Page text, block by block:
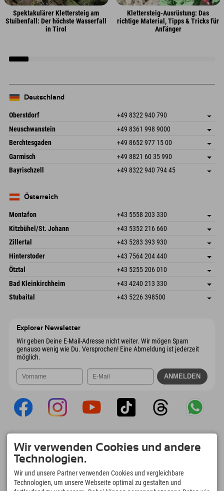
Spektakulärer Klettersteig am
Stuibenfall: Der höchste Wasserfall
in Tirol
Klettersteig-Ausrüstung: Das
richtige Material, Tipps & Tricks für
Anfänger
Deutschland
Oberstdorf +49 8322 940 790
An der Breitach 3
87538 Fischen I. Allgäu
Deutschland
Adresse speichern
Anreiseinfos
Buchen
Neuschwanstein +49 8361 998 9000
An der Riese 45
87484 Nesselwang im Allgäu
Deutschland
Adresse speichern
Buchen
Berchtesgaden +49 8652 977 15 00
Hofreitstr. 7
83471 Schönau am Königssee
Deutschland
Adresse speichern
Anreiseinfos
Buchen
Garmisch +49 8821 60 35 990
Frickenstraße 22
82490 Farchant
Adresse speichern
Bayrischzell +49 8322 940 794 45
Deutschland
Österreich
Montafon +43 5558 203 330
Dorfstr. 127b
6793 Gaschurn/Montafon
Österreich
Adresse speichern
Anreiseinfos
Buchen
Kitzbühel/St. Johann +43 5352 216 660
Speckbacherstraße 87
Österreich
Adresse speichern
Buchen
Zillertal +43 5283 393 930
Schmiedau 2
6272 Kaltenbach im Zillertal
Österreich
Adresse speichern
Anreiseinfos
Buchen
Hinterstoder +43 7564 204 440
Freizeitpark 10
Österreich
Adresse speichern
Buchen
Ötztal +43 5255 206 010
Gscheat 14
6441 Umhausen
Österreich
Adresse speichern
Anreiseinfos
Buchen
Bad Kleinkirchheim +43 4240 213 330
Dorfstraße 24
Adresse speichern
Stubaital +43 5226 398500
Explorer Newsletter
Wir geben Deine E-Mail-Adresse nicht weiter. Wir mögen Spam
genauso wenig wie Du. Versprochen! Eine Abmeldung ist jederzeit
möglich.
Upload Deiner #ExplorerMoments, Mein
Explorer To Go mit Buchungsübersicht,
Bucketlist, Restaurantübersicht uvm. Jetzt
downloaden!
Wir verwenden Cookies und andere
Technologien.
Wir und unsere Partner verwenden Cookies und vergleichbare
Technologien, um unsere Webseite optimal zu gestalten und